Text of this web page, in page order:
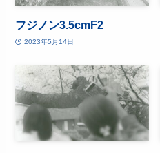
フジノン3.5cmF2
2023年5月14日